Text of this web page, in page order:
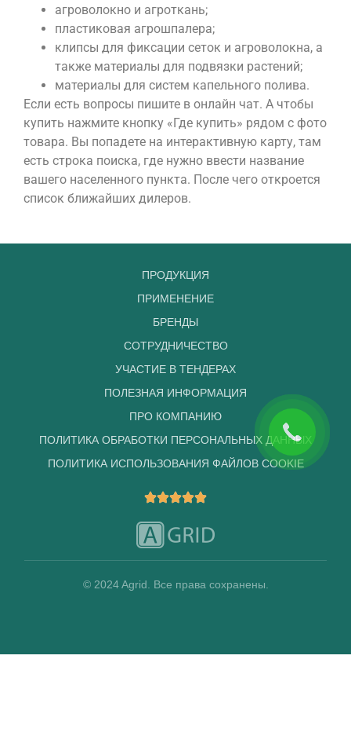
агроволокно и агроткань;
пластиковая агрошпалера;
клипсы для фиксации сеток и агроволокна, а
также материалы для подвязки растений;
материалы для систем капельного полива.
Если есть вопросы пишите в онлайн чат. А чтобы
купить нажмите кнопку «Где купить» рядом с фото
товара. Вы попадете на интерактивную карту, там
есть строка поиска, где нужно ввести название
вашего населенного пункта. После чего откроется
список ближайших дилеров.
ПРОДУКЦИЯ
ПРИМЕНЕНИЕ
БРЕНДЫ
СОТРУДНИЧЕСТВО
УЧАСТИЕ В ТЕНДЕРАХ
ПОЛЕЗНАЯ ИНФОРМАЦИЯ
ПРО КОМПАНИЮ
ПОЛИТИКА ОБРАБОТКИ ПЕРСОНАЛЬНЫХ ДАННЫХ
ПОЛИТИКА ИСПОЛЬЗОВАНИЯ ФАЙЛОВ COOKIE
© 2024 Agrid. Все права сохранены.